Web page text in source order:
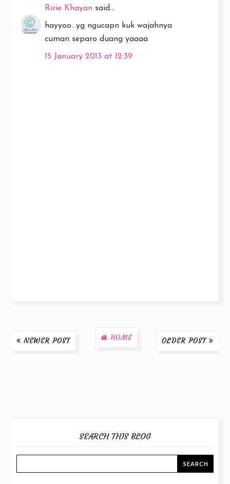
Ririe Khayan said...
hayyoo...yg ngucapn kuk wajahnya
cuman separo duang yaaaa
15 January 2013 at 12:39
NEWER POST OLDER POST
HOME
SEARCH THIS BLOG